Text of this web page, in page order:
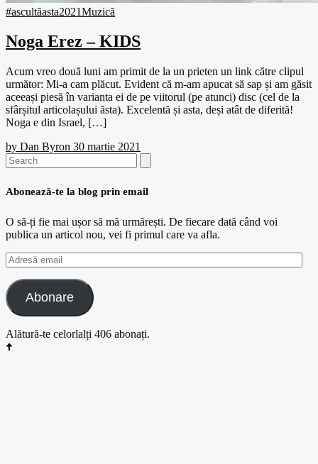
#ascultăasta2021Muzică
Noga Erez – KIDS
Acum vreo două luni am primit de la un prieten un link către clipul
următor: Mi-a cam plăcut. Evident că m-am apucat să sap și am găsit
aceeași piesă în varianta ei de pe viitorul (pe atunci) disc (cel de la
sfârșitul articolașului ăsta). Excelentă și asta, deși atât de diferită!
Noga e din Israel, […]
by Dan Byron 30 martie 2021
Search
for:
Abonează-te la blog prin email
O să-ți fie mai ușor să mă urmărești. De fiecare dată când voi
publica un articol nou, vei fi primul care va afla.
Adresă
email
Abonare
Alătură-te celorlalți 406 abonați.